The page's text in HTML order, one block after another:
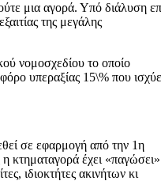
μια αγορά. Υπό διάλυση
της μεγάλης
νομοσχεδίου το οποίο
φόρο υπεραξίας 15\% που
σε εφαρμογή από την 1η
κτηματαγορά έχει «παγώσει»
ιδιοκτήτες ακινήτων κι